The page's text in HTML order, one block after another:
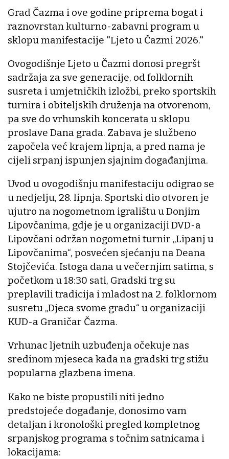
Grad Čazma i ove godine priprema bogat i
raznovrstan kulturno-zabavni program u
sklopu manifestacije "Ljeto u Čazmi 2026."
Ovogodišnje Ljeto u Čazmi donosi pregršt
sadržaja za sve generacije, od folklornih
susreta i umjetničkih izložbi, preko sportskih
turnira i obiteljskih druženja na otvorenom,
pa sve do vrhunskih koncerata u sklopu
proslave Dana grada. Zabava je službeno
započela već krajem lipnja, a pred nama je
cijeli srpanj ispunjen sjajnim događanjima.
Uvod u ovogodišnju manifestaciju odigrao se
u nedjelju, 28. lipnja. Sportski dio otvoren je
ujutro na nogometnom igralištu u Donjim
Lipovčanima, gdje je u organizaciji DVD-a
Lipovčani održan nogometni turnir „Lipanj u
Lipovčanima“, posvećen sjećanju na Deana
Stojčevića. Istoga dana u večernjim satima, s
početkom u 18:30 sati, Gradski trg su
preplavili tradicija i mladost na 2. folklornom
susretu „Djeca svome gradu“ u organizaciji
KUD-a Graničar Čazma.
Vrhunac ljetnih uzbuđenja očekuje nas
sredinom mjeseca kada na gradski trg stižu
popularna glazbena imena.
Kako ne biste propustili niti jedno
predstojeće događanje, donosimo vam
detaljan i kronološki pregled kompletnog
srpanjskog programa s točnim satnicama i
lokacijama: